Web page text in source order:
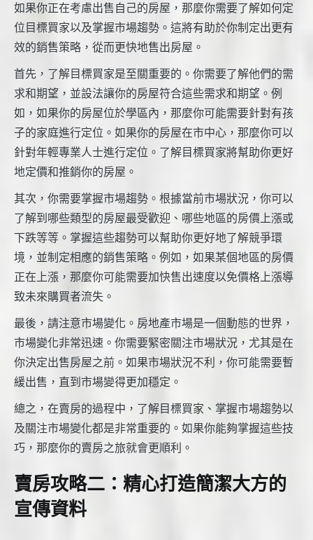
如果你正在考慮出售自己的房屋，那麼你需要了解如何定
位目標買家以及掌握市場趨勢。這將有助於你制定出更有
效的銷售策略，從而更快地售出房屋。
首先，了解目標買家是至關重要的。你需要了解他們的需
求和期望，並設法讓你的房屋符合這些需求和期望。例
如，如果你的房屋位於學區內，那麼你可能需要針對有孩
子的家庭進行定位。如果你的房屋在市中心，那麼你可以
針對年輕專業人士進行定位。了解目標買家將幫助你更好
地定價和推銷你的房屋。
其次，你需要掌握市場趨勢。根據當前市場狀況，你可以
了解到哪些類型的房屋最受歡迎、哪些地區的房價上漲或
下跌等等。掌握這些趨勢可以幫助你更好地了解競爭環
境，並制定相應的銷售策略。例如，如果某個地區的房價
正在上漲，那麼你可能需要加快售出速度以免價格上漲導
致未來購買者流失。
最後，請注意市場變化。房地產市場是一個動態的世界，
市場變化非常迅速。你需要緊密關注市場狀況，尤其是在
你決定出售房屋之前。如果市場狀況不利，你可能需要暫
緩出售，直到市場變得更加穩定。
總之，在賣房的過程中，了解目標買家、掌握市場趨勢以
及關注市場變化都是非常重要的。如果你能夠掌握這些技
巧，那麼你的賣房之旅就會更順利。
賣房攻略二：精心打造簡潔大方的
宣傳資料